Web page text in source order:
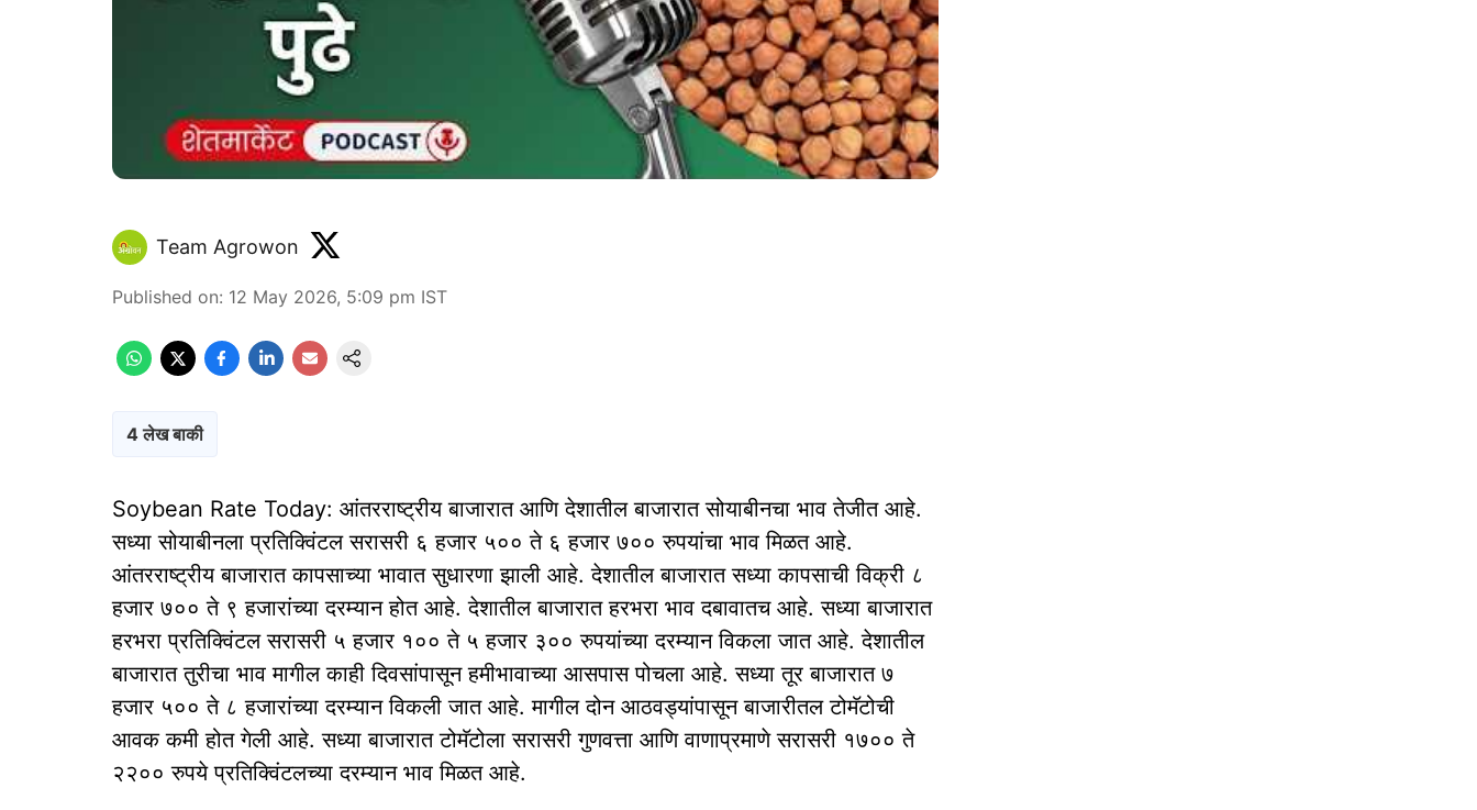
Team Agrowon
Published on: 12 May 2026, 5:09 pm IST
4 लेख बाकी
Soybean Rate Today: आंतरराष्ट्रीय बाजारात आणि देशातील बाजारात सोयाबीनचा भाव तेजीत आहे.
सध्या सोयाबीनला प्रतिक्विंटल सरासरी ६ हजार ५०० ते ६ हजार ७०० रुपयांचा भाव मिळत आहे.
आंतरराष्ट्रीय बाजारात कापसाच्या भावात सुधारणा झाली आहे. देशातील बाजारात सध्या कापसाची विक्री ८
हजार ७०० ते ९ हजारांच्या दरम्यान होत आहे. देशातील बाजारात हरभरा भाव दबावातच आहे. सध्या बाजारात
हरभरा प्रतिक्विंटल सरासरी ५ हजार १०० ते ५ हजार ३०० रुपयांच्या दरम्यान विकला जात आहे. देशातील
बाजारात तुरीचा भाव मागील काही दिवसांपासून हमीभावाच्या आसपास पोचला आहे. सध्या तूर बाजारात ७
हजार ५०० ते ८ हजारांच्या दरम्यान विकली जात आहे. मागील दोन आठवड्यांपासून बाजारीतल टोमॅटोची
आवक कमी होत गेली आहे. सध्या बाजारात टोमॅटोला सरासरी गुणवत्ता आणि वाणाप्रमाणे सरासरी १७०० ते
२२०० रुपये प्रतिक्विंटलच्या दरम्यान भाव मिळत आहे.